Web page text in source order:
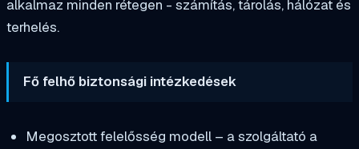
alkalmaz minden rétegen - számítás, tárolás, hálózat és
terhelés.
Fő felhő biztonsági intézkedések
Megosztott felelősség modell – a szolgáltató a